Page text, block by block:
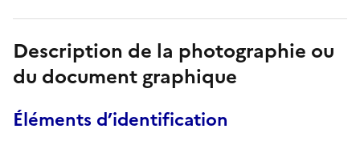
Description de la photographie ou
du document graphique
Éléments d’identification